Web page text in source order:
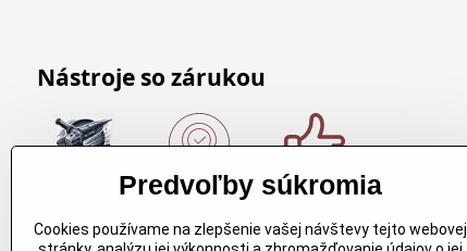
Nástroje so zárukou
Nákup nad
Nákup nad
Originálne
Arbortech
Kvalitné
náradie
Predvoľby súkromia
Cookies používame na zlepšenie vašej návštevy tejto webovej